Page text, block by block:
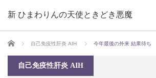
新 ひまわりんの天使ときどき悪魔
ホーム 自己免疫性肝炎 AIH 今年最後の外来 結果待ち
自己免疫性肝炎 AIH